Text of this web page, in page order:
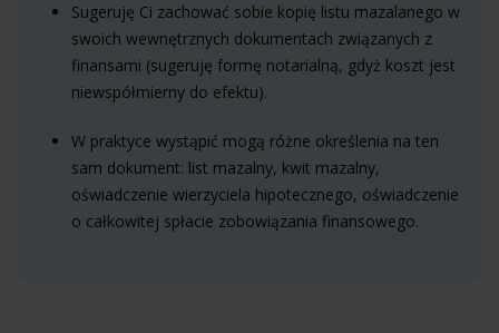
Sugeruję Ci zachować sobie kopię listu mazalanego w
swoich wewnętrznych dokumentach związanych z
finansami (sugeruję formę notarialną, gdyż koszt jest
niewspółmierny do efektu).
W praktyce wystąpić mogą różne określenia na ten
sam dokument: list mazalny, kwit mazalny,
oświadczenie wierzyciela hipotecznego, oświadczenie
o całkowitej spłacie zobowiązania finansowego.